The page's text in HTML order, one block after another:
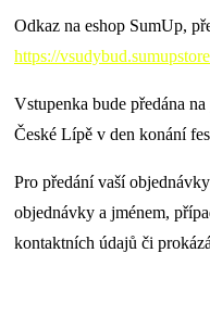
Odkaz na eshop SumUp,
https://
Vstupenka bude předána
České Lípě v den konání
Pro předání vaší
objednávky a jménem,
kontaktních údajů či